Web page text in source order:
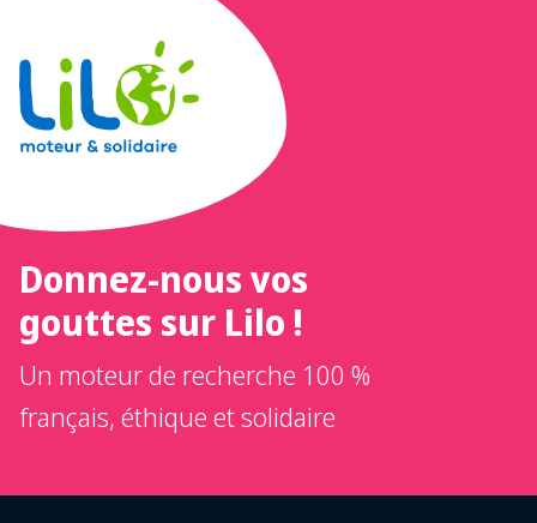
Donnez-nous vos
gouttes sur Lilo !
Un moteur de recherche 100 %
français, éthique et solidaire